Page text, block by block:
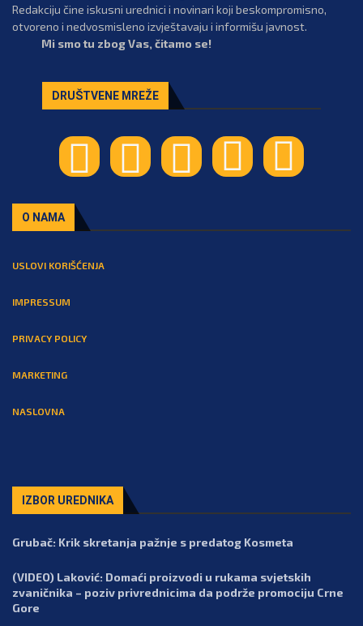
Redakciju čine iskusni urednici i novinari koji beskompromisno,
otvoreno i nedvosmisleno izvještavaju i informišu javnost.
Mi smo tu zbog Vas, čitamo se!
DRUŠTVENE MREŽE
O NAMA
USLOVI KORIŠĆENJA
IMPRESSUM
PRIVACY POLICY
MARKETING
NASLOVNA
IZBOR UREDNIKA
Grubač: Krik skretanja pažnje s predatog Kosmeta
(VIDEO) Laković: Domaći proizvodi u rukama svjetskih
zvaničnika – poziv privrednicima da podrže promociju Crne
Gore